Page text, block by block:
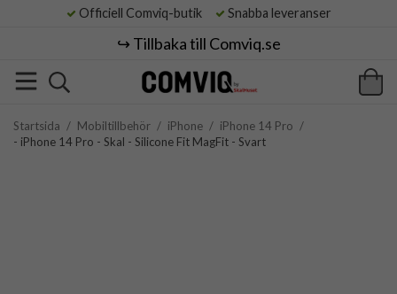
Officiell Comviq-butik Snabba leveranser
↪️ Tillbaka till Comviq.se
Startsida / Mobiltillbehör / iPhone / iPhone 14 Pro /
- iPhone 14 Pro - Skal - Silicone Fit MagFit - Svart